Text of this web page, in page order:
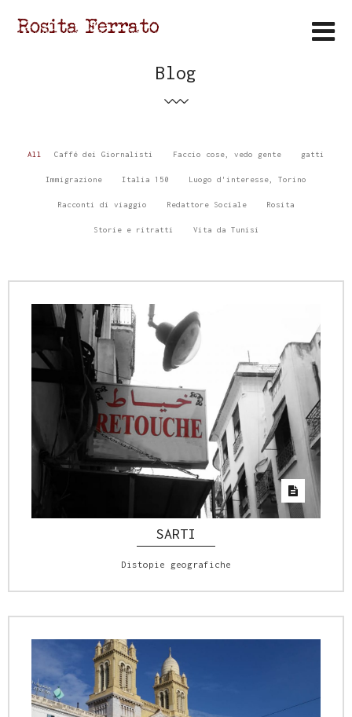
Blog
All Caffé dei Giornalisti Faccio cose, vedo gente gatti
Immigrazione Italia 150 Luogo d'interesse, Torino
Racconti di viaggio Redattore Sociale Rosita
Storie e ritratti Vita da Tunisi
SARTI
Distopie geografiche